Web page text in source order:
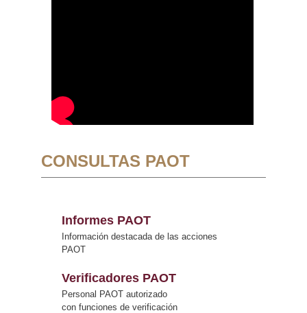
CONSULTAS PAOT
Informes PAOT
Información destacada de las acciones
PAOT
Verificadores PAOT
Personal PAOT autorizado
con funciones de verificación